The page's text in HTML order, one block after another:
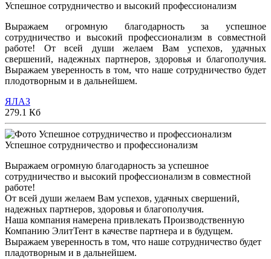
Успешное сотрудничество и высокий профессионализм
Выражаем огромную благодарность за успешное
сотрудничество и высокий профессионализм в совместной
работе! От всей души желаем Вам успехов, удачных
свершений, надежных партнеров, здоровья и благополучия.
Выражаем уверенность в том, что наше сотрудничество будет
плодотворным и в дальнейшем.
ЯЛАЗ
279.1 Кб
Успешное сотрудничество и профессионализм
Выражаем огромную благодарность за успешное
сотрудничество и высокий профессионализм в совместной
работе!
От всей души желаем Вам успехов, удачных свершений,
надежных партнеров, здоровья и благополучия.
Наша компания намерена привлекать Производственную
Компанию ЭлитТент в качестве партнера и в будущем.
Выражаем уверенность в том, что наше сотрудничество будет
пладотворным и в дальнейшем.